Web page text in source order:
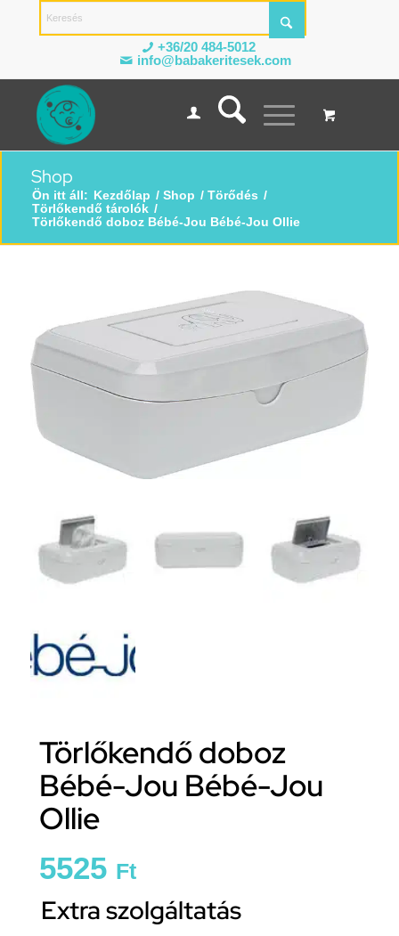
+36/20 484-5012
info@babakeritesek.com
Shop
Ön itt áll: Kezdőlap / Shop / Törődés /
Törlőkendő tárolók /
Törlőkendő doboz Bébé-Jou Bébé-Jou Ollie
Törlőkendő doboz
Bébé-Jou Bébé-Jou
Ollie
5525 Ft
Extra szolgáltatás